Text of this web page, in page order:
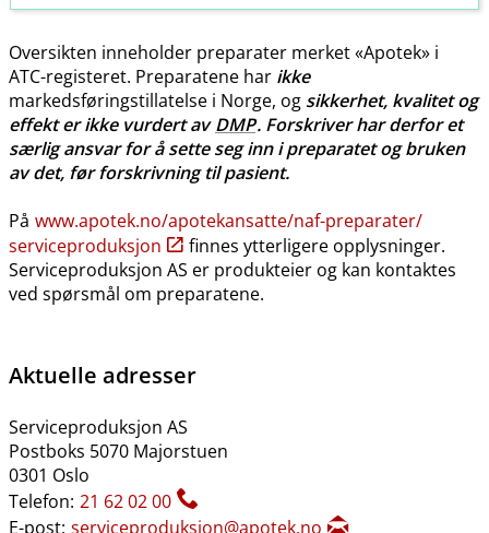
Oversikten inneholder preparater merket «Apotek» i
ATC-registeret. Preparatene har ikke
markedsføringstillatelse i Norge, og sikkerhet, kvalitet og
effekt er ikke vurdert avDMP. Forskriver har derfor et
særlig ansvar for å sette seg inn i preparatet og bruken
av det, før forskrivning til pasient.
På www.apotek.no​/​apotekansatte​/​naf-preparater​/​
serviceproduksjon
finnes ytterligere opplysninger.
Serviceproduksjon AS er produkteier og kan kontaktes
ved spørsmål om preparatene.
Aktuelle adresser
Serviceproduksjon AS
Postboks 5070 Majorstuen
0301 Oslo
Telefon: 21 62 02 00
E-post: serviceproduksjon@apotek.no